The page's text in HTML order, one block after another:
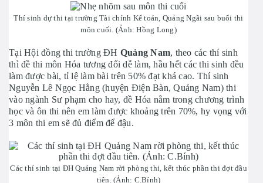
Thí sinh dự thi tại trường Tài chính Kế toán, Quảng Ngãi sau buổi thi
môn cuối. (Ảnh: Hồng Long)
Tại Hội đồng thi trường ĐH Quảng Nam, theo các thí sinh
thì đề thi môn Hóa tương đối dễ làm, hầu hết các thi sinh đều
làm được bài, tỉ lệ làm bài trên 50% đạt khá cao. Thí sinh
Nguyễn Lê Ngọc Hằng (huyện Điện Bàn, Quảng Nam) thi
vào ngành Sư phạm cho hay, đề Hóa nằm trong chương trình
học và ôn thi nên em làm được khoảng trên 70%, hy vọng với
3 môn thi em sẽ đủ điểm để đậu.
Các thí sinh tại ĐH Quảng Nam rời phòng thi, kết thúc phần thi đợt đầu
tiên. (Ảnh: C.Bính)